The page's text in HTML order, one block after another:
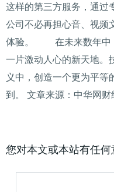
这样的第三方服务，通过
公司不必再担心音、视频
体验。 在未来数年中，
一片激动人心的新天地。
义中，创造一个更为平等
到。 文章来源：中华网财
您对本文或本站有任何